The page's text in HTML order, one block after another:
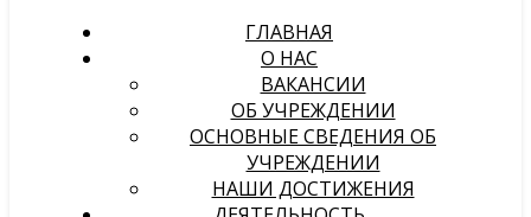
ГЛАВНАЯ
О НАС
ВАКАНСИИ
ОБ УЧРЕЖДЕНИИ
ОСНОВНЫЕ СВЕДЕНИЯ ОБ
УЧРЕЖДЕНИИ
НАШИ ДОСТИЖЕНИЯ